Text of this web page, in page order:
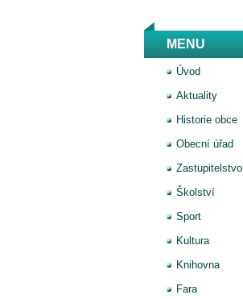
MENU
Úvod
Aktuality
Historie obce
Obecní úřad
Zastupitelstvo
Školství
Sport
Kultura
Knihovna
Fara